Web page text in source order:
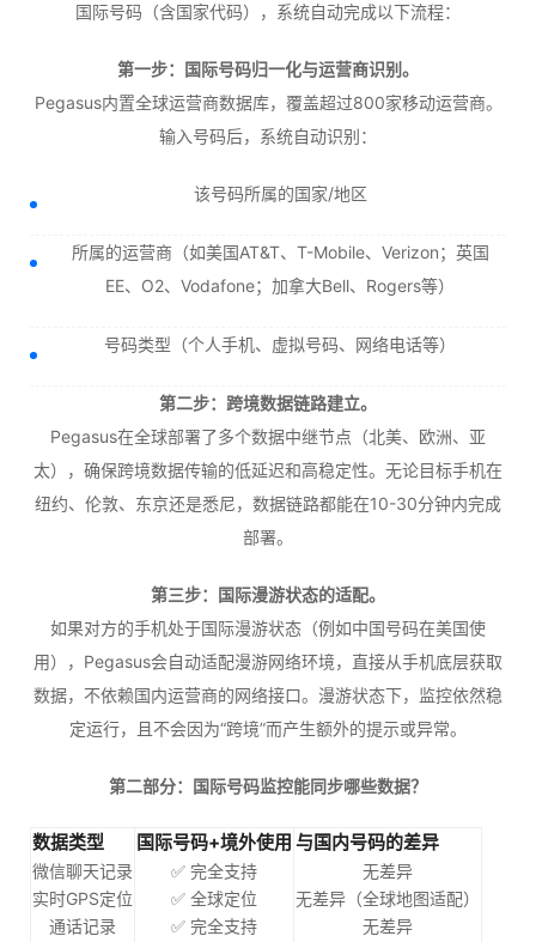
国际号码（含国家代码），系统自动完成以下流程：
第一步：国际号码归一化与运营商识别。
Pegasus内置全球运营商数据库，覆盖超过800家移动运营商。
输入号码后，系统自动识别：
该号码所属的国家/地区
所属的运营商（如美国AT&T、T-Mobile、Verizon；英国
EE、O2、Vodafone；加拿大Bell、Rogers等）
号码类型（个人手机、虚拟号码、网络电话等）
第二步：跨境数据链路建立。
Pegasus在全球部署了多个数据中继节点（北美、欧洲、亚
太），确保跨境数据传输的低延迟和高稳定性。无论目标手机在
纽约、伦敦、东京还是悉尼，数据链路都能在10-30分钟内完成
部署。
第三步：国际漫游状态的适配。
如果对方的手机处于国际漫游状态（例如中国号码在美国使
用），Pegasus会自动适配漫游网络环境，直接从手机底层获取
数据，不依赖国内运营商的网络接口。漫游状态下，监控依然稳
定运行，且不会因为“跨境”而产生额外的提示或异常。
第二部分：国际号码监控能同步哪些数据？
数据类型 国际号码+境外使用 与国内号码的差异
微信聊天记录 ✅ 完全支持
无差异
实时GPS定位
✅ 全球定位
无差异（全球地图适配）
通话记录
✅ 完全支持
无差异